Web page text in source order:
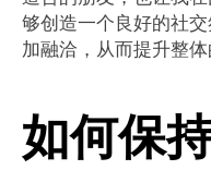
够创造一个良好的社
加融洽，从而提升整体
如何保